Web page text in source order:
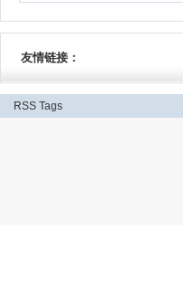
友情链接：
RSS Tags